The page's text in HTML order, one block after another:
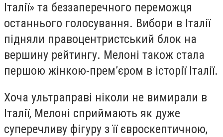
Італії» та беззаперечного переможця
останнього голосування. Вибори в Італії
підняли правоцентристський блок на
вершину рейтингу. Мелоні також стала
першою жінкою-прем’єром в історії Італії.
Хоча ультраправі ніколи не вимирали в
Італії, Мелоні сприймають як дуже
суперечливу фігуру з її євроскептичною,